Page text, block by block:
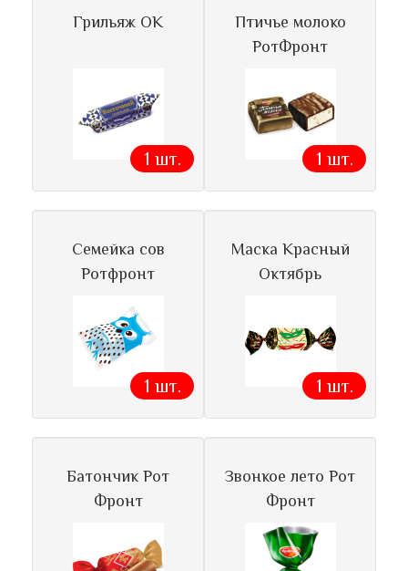
Грильяж ОК
1 шт.
Птичье молоко
РотФронт
1 шт.
Семейка сов
Ротфронт
1 шт.
Маска Красный
Октябрь
1 шт.
Батончик Рот
Фронт
Звонкое лето Рот
Фронт